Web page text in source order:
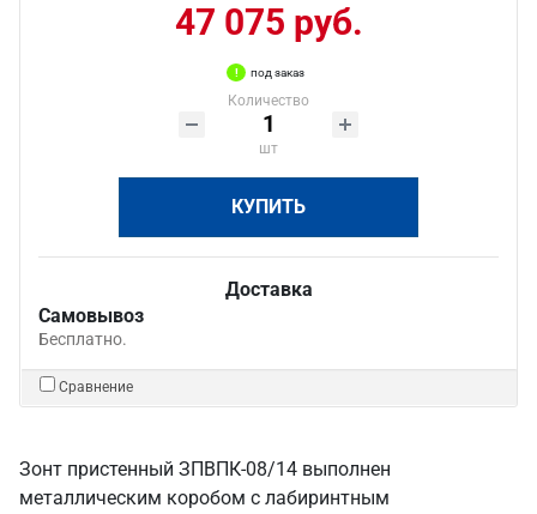
47 075 руб.
под заказ
Количество
шт
КУПИТЬ
Доставка
Самовывоз
Бесплатно.
Сравнение
Зонт пристенный ЗПВПК-08/14 выполнен
металлическим коробом с лабиринтным